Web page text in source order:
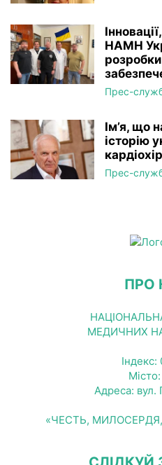
НАМН
Прес-
Ім’я, що
історію
Прес-
ПРО
МЕДИЧНИХ
Адреса: вул.
«ЧЕСТЬ,